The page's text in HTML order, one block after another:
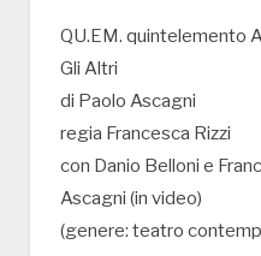
QU.EM. quintelemento
Gli Altri
di Paolo Ascagni
regia Francesca Rizzi
con Danio Belloni e
Ascagni (in video)
(genere: teatro